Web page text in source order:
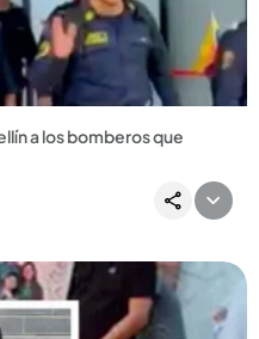
Noticia
a los bomberos que
Córdova....